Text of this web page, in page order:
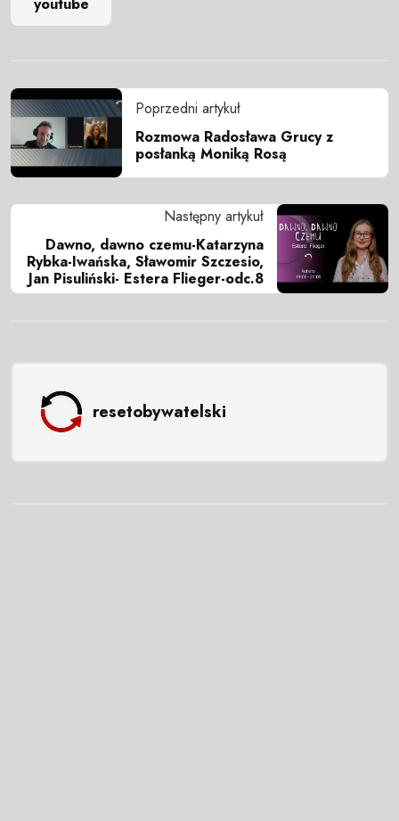
youtube
Poprzedni artykuł
Rozmowa Radosława Grucy z
posłanką Moniką Rosą
Następny artykuł
Dawno, dawno czemu-Katarzyna
Rybka-Iwańska, Sławomir Szczesio,
Jan Pisuliński- Estera Flieger-odc.8
resetobywatelski